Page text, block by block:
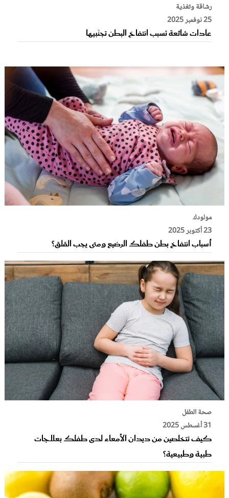
رشاقة وتغذية
25 نوفمبر 2025
عادات شائعة تسبب انتفاخ البطن تجنّبيها
مولودك
23 أكتوبر 2025
أسباب انتفاخ بطن طفلك الرضيع ومتى يجب القلق؟
صحة الطفل
31 أغسطس 2025
كيف تتخلصين من ديدان الأمعاء لدى طفلك بعلاجات
طبية وطبيعية؟